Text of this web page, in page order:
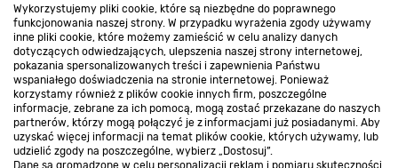
Wykorzystujemy pliki cookie, które są niezbędne do poprawnego
funkcjonowania naszej strony. W przypadku wyrażenia zgody używamy
inne pliki cookie, które możemy zamieścić w celu analizy danych
dotyczących odwiedzających, ulepszenia naszej strony internetowej,
pokazania spersonalizowanych treści i zapewnienia Państwu
wspaniałego doświadczenia na stronie internetowej. Ponieważ
korzystamy również z plików cookie innych firm, poszczególne
informacje, zebrane za ich pomocą, mogą zostać przekazane do naszych
partnerów, którzy mogą połączyć je z informacjami już posiadanymi. Aby
uzyskać więcej informacji na temat plików cookie, których używamy, lub
udzielić zgody na poszczególne, wybierz „Dostosuj”.
Dane są gromadzone w celu personalizacji reklam i pomiaru skuteczności
Kontakt do sklepu
Strefa biznesu